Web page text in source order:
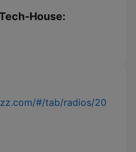
House:
#/tab/radios/20